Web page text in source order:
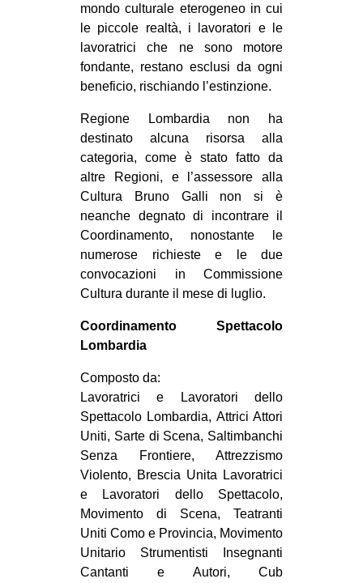
mondo culturale eterogeneo in cui
le piccole realtà, i lavoratori e le
lavoratrici che ne sono motore
fondante, restano esclusi da ogni
beneficio, rischiando l’estinzione.
Regione Lombardia non ha
destinato alcuna risorsa alla
categoria, come è stato fatto da
altre Regioni, e l’assessore alla
Cultura Bruno Galli non si è
neanche degnato di incontrare il
Coordinamento, nonostante le
numerose richieste e le due
convocazioni in Commissione
Cultura durante il mese di luglio.
Coordinamento Spettacolo
Lombardia
Composto da:
Lavoratrici e Lavoratori dello
Spettacolo Lombardia, Attrici Attori
Uniti, Sarte di Scena, Saltimbanchi
Senza Frontiere, Attrezzismo
Violento, Brescia Unita Lavoratrici
e Lavoratori dello Spettacolo,
Movimento di Scena, Teatranti
Uniti Como e Provincia, Movimento
Unitario Strumentisti Insegnanti
Cantanti e Autori, Cub